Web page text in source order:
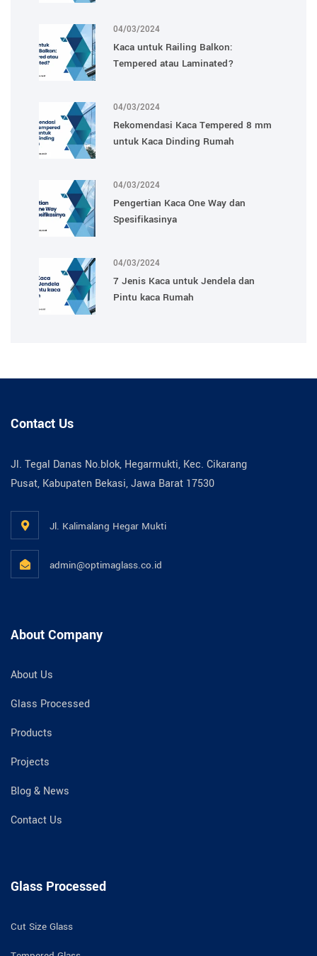
04/03/2024
Kaca untuk Railing Balkon:
Tempered atau Laminated?
04/03/2024
Rekomendasi Kaca Tempered 8 mm
untuk Kaca Dinding Rumah
04/03/2024
Pengertian Kaca One Way dan
Spesifikasinya
04/03/2024
7 Jenis Kaca untuk Jendela dan
Pintu kaca Rumah
Contact Us
Jl. Tegal Danas No.blok, Hegarmukti, Kec. Cikarang
Pusat, Kabupaten Bekasi, Jawa Barat 17530
Jl. Kalimalang Hegar Mukti
admin@optimaglass.co.id
About Company
About Us
Glass Processed
Products
Projects
Blog & News
Contact Us
Glass Processed
Cut Size Glass